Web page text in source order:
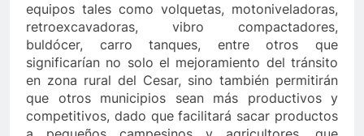
equipos tales como volquetas, motoniveladoras,
retroexcavadoras, vibro compactadores,
buldócer, carro tanques, entre otros que
significarían no solo el mejoramiento del tránsito
en zona rural del Cesar, sino también permitirán
que otros municipios sean más productivos y
competitivos, dado que facilitará sacar productos